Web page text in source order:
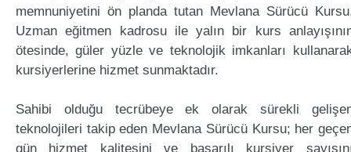
memnuniyetini ön planda tutan Mevlana Sürücü
Uzman eğitmen kadrosu ile yalın bir kurs
ötesinde, güler yüzle ve teknolojik imkanları
kursiyerlerine hizmet sunmaktadır.
Sahibi olduğu tecrübeye ek olarak sürekli
teknolojileri takip eden Mevlana Sürücü Kursu; her
gün hizmet kalitesini ve başarılı kursiyer